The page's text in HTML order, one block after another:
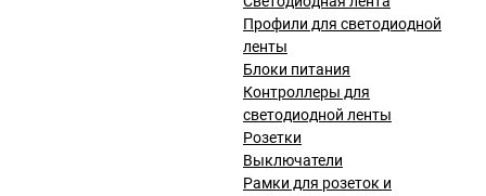
Профили для светодиодной
ленты
Блоки питания
Контроллеры для
светодиодной ленты
Розетки
Выключатели
Рамки для розеток и